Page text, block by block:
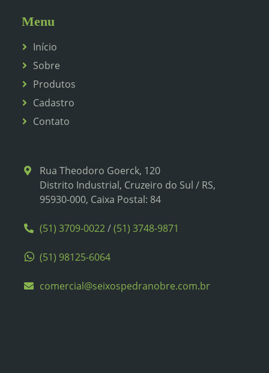
Menu
Início
Sobre
Produtos
Cadastro
Contato
Rua Theodoro Goerck, 120
Distrito Industrial, Cruzeiro do Sul / RS,
95930-000, Caixa Postal: 84
(51) 3709-0022/(51) 3748-9871
(51) 98125-6064
comercial@seixospedranobre.com.br